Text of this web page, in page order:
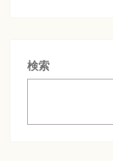
検索